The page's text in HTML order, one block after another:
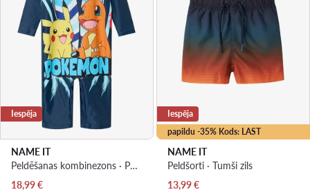
Iespēja
NAME IT
Peldēšanas kombinezons · Pokemon · Tumši zils
Pašreizējā cena
18,99€
papildu -35% Kods: LAST
Iespēja
NAME IT
Peldšorti · Tumši zils
Pašreizējā cena
13,99€